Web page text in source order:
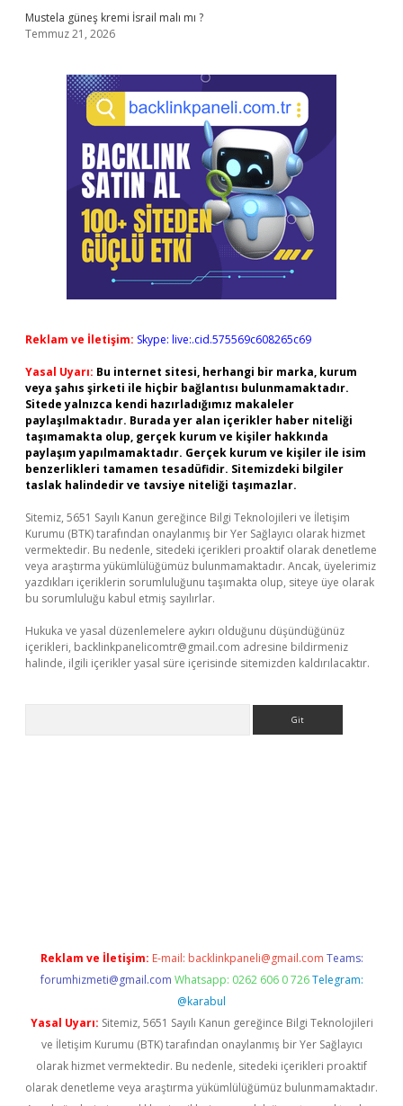
Mustela güneş kremi İsrail malı mı ?
Temmuz 21, 2026
Reklam ve İletişim: Skype: live:.cid.575569c608265c69
Yasal Uyarı: Bu internet sitesi, herhangi bir marka, kurum
veya şahıs şirketi ile hiçbir bağlantısı bulunmamaktadır.
Sitede yalnızca kendi hazırladığımız makaleler
paylaşılmaktadır. Burada yer alan içerikler haber niteliği
taşımamakta olup, gerçek kurum ve kişiler hakkında
paylaşım yapılmamaktadır. Gerçek kurum ve kişiler ile isim
benzerlikleri tamamen tesadüfidir. Sitemizdeki bilgiler
taslak halindedir ve tavsiye niteliği taşımazlar.
Sitemiz, 5651 Sayılı Kanun gereğince Bilgi Teknolojileri ve İletişim
Kurumu (BTK) tarafından onaylanmış bir Yer Sağlayıcı olarak hizmet
vermektedir. Bu nedenle, sitedeki içerikleri proaktif olarak denetleme
veya araştırma yükümlülüğümüz bulunmamaktadır. Ancak, üyelerimiz
yazdıkları içeriklerin sorumluluğunu taşımakta olup, siteye üye olarak
bu sorumluluğu kabul etmiş sayılırlar.
Hukuka ve yasal düzenlemelere aykırı olduğunu düşündüğünüz
içerikleri, backlinkpanelicomtr@gmail.com adresine bildirmeniz
halinde, ilgili içerikler yasal süre içerisinde sitemizden kaldırılacaktır.
Reklam ve İletişim: E-mail: backlinkpaneli@gmail.com Teams:
forumhizmeti@gmail.com Whatsapp: 0262 606 0 726 Telegram:
@karabul
Yasal Uyarı: Sitemiz, 5651 Sayılı Kanun gereğince Bilgi Teknolojileri
ve İletişim Kurumu (BTK) tarafından onaylanmış bir Yer Sağlayıcı
olarak hizmet vermektedir. Bu nedenle, sitedeki içerikleri proaktif
olarak denetleme veya araştırma yükümlülüğümüz bulunmamaktadır.